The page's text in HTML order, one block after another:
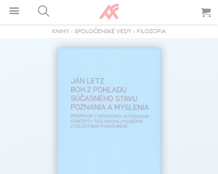
KNIHY - SPOLOČENSKÉ VEDY - FILOZOFIA